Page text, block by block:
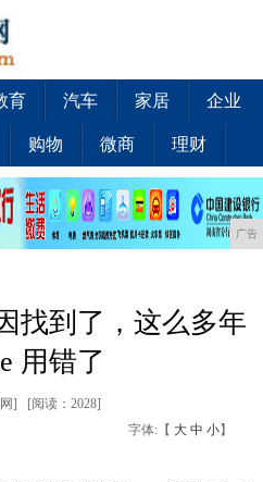
育 汽车 家居 企业
购物 微商 理财
广告
找到了，这么多年
用错了
网] [阅读：2028]
字体:【 大 中 小】